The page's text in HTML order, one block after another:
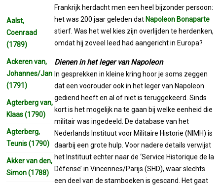
Frankrijk herdacht men een heel bijzonder persoon:
het was 200 jaar geleden dat Napoleon Bonaparte
stierf. Was het wel kies zijn overlijden te herdenken,
omdat hij zoveel leed had aangericht in Europa?
Dienen in het leger van Napoleon
In gesprekken in kleine kring hoor je soms zeggen
dat een voorouder ook in het leger van Napoleon
gediend heeft en al of niet is teruggekeerd. Sinds
kort is het mogelijk na te gaan bij welke eenheid die
militair was ingedeeld. De database van het
Nederlands Instituut voor Militaire Historie (NIMH) is
daarbij een grote hulp. Voor nadere details verwijst
het Instituut echter naar de ‘Service Historique de la
Défense’ in Vincennes/Parijs (SHD), waar slechts
een deel van de stamboeken is gescand. Het gaat
Aalst,
Coenraad
(1789)
Ackeren van,
Johannes/Jan
(1791)
Agterberg van,
Klaas (1790)
Agterberg,
Teunis (1790)
Akker van den,
Simon (1788)